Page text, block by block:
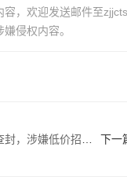
容，欢迎发送邮件至
侵权内容。
虚假宣传等违法违规行为 下一